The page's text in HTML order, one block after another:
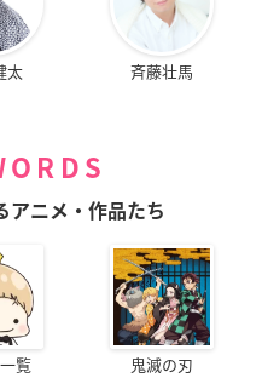
太 斉藤壮馬
アニメ・作品たち
覧 鬼滅の刃